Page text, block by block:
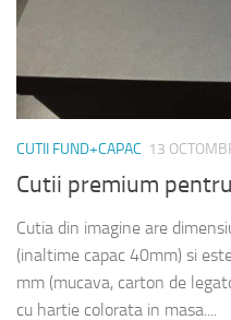
CUTII FUND+CAPAC 13
Cutii premium
Cutia din imagine are
(inaltime capac 40mm) si
mm (mucava, carton de
cu hartie colorata in masa....